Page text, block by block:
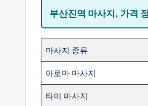
부산진역 마사지, 가격
마사지 종류
아로마 마사지
타이 마사지